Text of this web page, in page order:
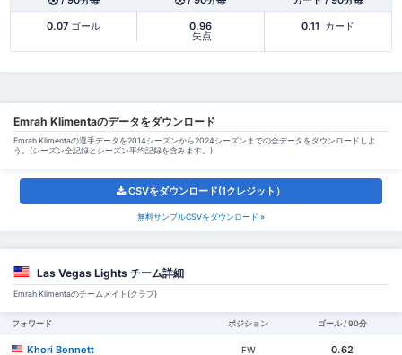
0.07 ゴール 0.96
失点
0.11 カード
Emrah Klimentaのデータをダウンロード
Emrah Klimentaの選手データを2014シーズンから2024シーズンまでの全データをダウンロードしよ
う。(シーズン全記録とシーズン平均記録を含みます。)
CSVをダウンロード(1クレジット）
無料サンプルCSVをダウンロード »
Las Vegas Lights チーム詳細
Emrah Klimentaのチームメイト(クラブ)
フォワード ポジション ゴール / 90分
Khori Bennett FW 0.62